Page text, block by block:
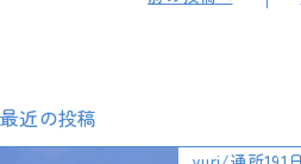
最近の投稿